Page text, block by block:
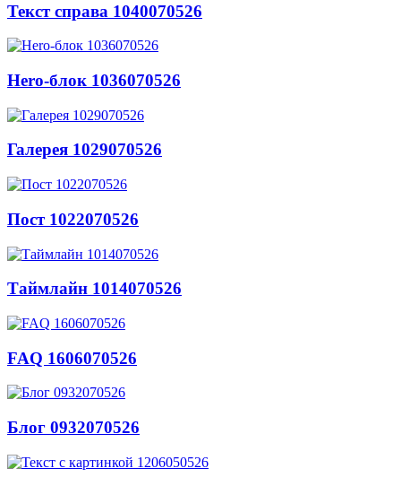
Текст справа 1040070526
Hero-блок 1036070526
Галерея 1029070526
Пост 1022070526
Таймлайн 1014070526
FAQ 1606070526
Блог 0932070526